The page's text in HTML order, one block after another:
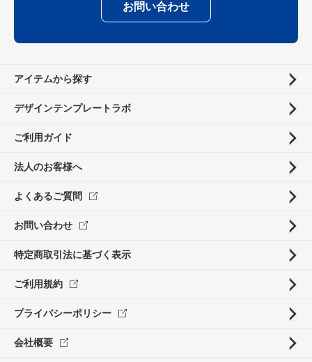
お問い合わせ
アイテムから探す
デザインテンプレートラボ
ご利用ガイド
法人のお客様へ
よくあるご質問
お問い合わせ
特定商取引法に基づく表示
ご利用規約
プライバシーポリシー
会社概要